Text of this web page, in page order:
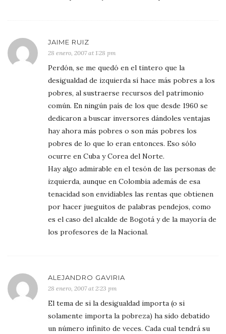
JAIME RUIZ
28 enero, 2007 at 1:28 pm
Perdón, se me quedó en el tintero que la
desigualdad de izquierda sí hace más pobres a los
pobres, al sustraerse recursos del patrimonio
común. En ningún país de los que desde 1960 se
dedicaron a buscar inversores dándoles ventajas
hay ahora más pobres o son más pobres los
pobres de lo que lo eran entonces. Eso sólo
ocurre en Cuba y Corea del Norte.
Hay algo admirable en el tesón de las personas de
izquierda, aunque en Colombia además de esa
tenacidad son envidiables las rentas que obtienen
por hacer jueguitos de palabras pendejos, como
es el caso del alcalde de Bogotá y de la mayoría de
los profesores de la Nacional.
ALEJANDRO GAVIRIA
28 enero, 2007 at 2:23 pm
El tema de si la desigualdad importa (o si
solamente importa la pobreza) ha sido debatido
un número infinito de veces. Cada cual tendrá su